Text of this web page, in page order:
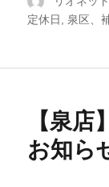
稿
定休日 泉区、
【泉
お知ら